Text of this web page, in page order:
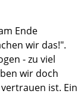
Ende
wir das!".
- zu viel
wir doch
ist. Ein